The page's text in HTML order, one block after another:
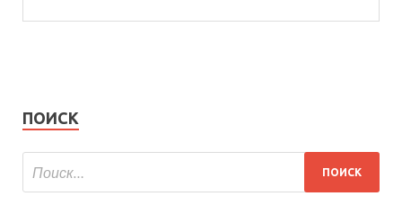
ПОИСК